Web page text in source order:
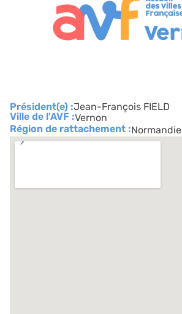
Président(e) :Jean-François FIELD
Ville de l'AVF :Vernon
Région de rattachement :Normandie